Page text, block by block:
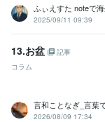
ふぃえすた noteで
2025/09/11 09:39
13.お盆
記事
コラム
言和ことなぎ_言葉
2026/08/09 17:34